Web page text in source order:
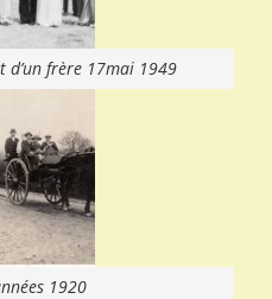
d’un frère 17mai 1949
1920